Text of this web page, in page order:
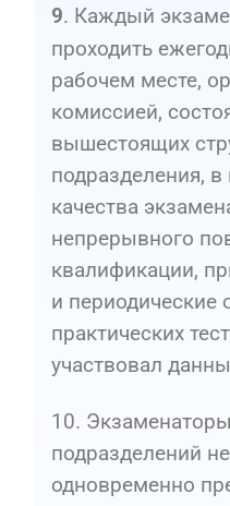
9. Каждый
проходить
рабочем месте,
комиссией,
вышестоящих
подразделения, в
качества
непрерывного
квалификации,
и периодические
практических
участвовал
10.
подразделений
одновременно